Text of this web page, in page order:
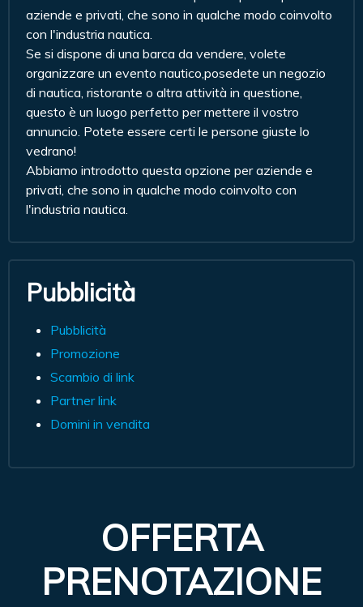
aziende e privati, che sono in qualche modo coinvolto
con l'industria nautica.
Se si dispone di una barca da vendere, volete
organizzare un evento nautico,posedete un negozio
di nautica, ristorante o altra attività in questione,
questo è un luogo perfetto per mettere il vostro
annuncio. Potete essere certi le persone giuste lo
vedrano!
Abbiamo introdotto questa opzione per aziende e
privati, che sono in qualche modo coinvolto con
l'industria nautica.
Pubblicità
Pubblicità
Promozione
Scambio di link
Partner link
Domini in vendita
OFFERTA
PRENOTAZIONE